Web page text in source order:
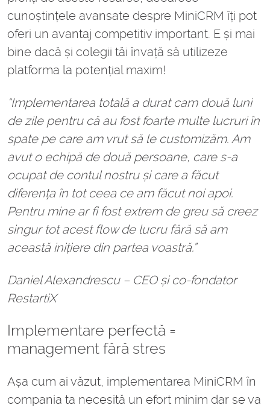
cunoștințele avansate despre MiniCRM îți pot
oferi un avantaj competitiv important. E și mai
bine dacă și colegii tăi învață să utilizeze
platforma la potențial maxim!
“Implementarea totală a durat cam două luni
de zile pentru că au fost foarte multe lucruri în
spate pe care am vrut să le customizăm. Am
avut o echipă de două persoane, care s-a
ocupat de contul nostru și care a făcut
diferența în tot ceea ce am făcut noi apoi.
Pentru mine ar fi fost extrem de greu să creez
singur tot acest flow de lucru fără să am
această inițiere din partea voastră.”
Daniel Alexandrescu – CEO și co-fondator
RestartiX
Implementare perfectă =
management fără stres
Așa cum ai văzut, implementarea MiniCRM în
compania ta necesită un efort minim dar se va